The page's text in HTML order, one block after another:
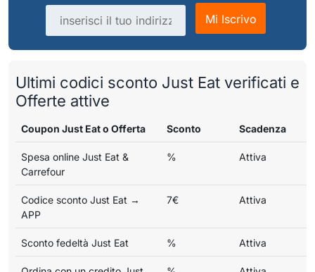
Indirizzo email
Mi Iscrivo
Ultimi codici sconto Just Eat verificati e
Offerte attive
Coupon Just Eat o Offerta Sconto Scadenza
Spesa online Just Eat &
Carrefour
% Attiva
Codice sconto Just Eat →
APP
7€ Attiva
Sconto fedeltà Just Eat % Attiva